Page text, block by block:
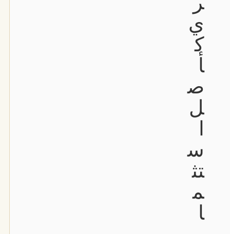
ي
ك
أ
ص
ل
ا
س
تث
م
ا